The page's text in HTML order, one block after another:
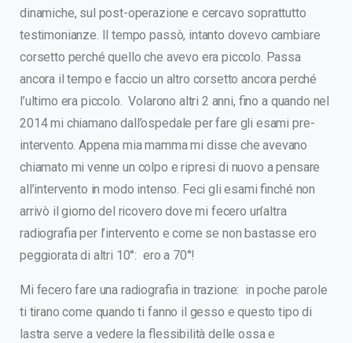
dinamiche, sul post-operazione e cercavo soprattutto
testimonianze. Il tempo passò, intanto dovevo cambiare
corsetto perché quello che avevo era piccolo. Passa
ancora il tempo e faccio un altro corsetto ancora perché
l’ultimo era piccolo. Volarono altri 2 anni, fino a quando nel
2014 mi chiamano dall’ospedale per fare gli esami pre-
intervento. Appena mia mamma mi disse che avevano
chiamato mi venne un colpo e ripresi di nuovo a pensare
all’intervento in modo intenso. Feci gli esami finché non
arrivò il giorno del ricovero dove mi fecero un’altra
radiografia per l’intervento e come se non bastasse ero
peggiorata di altri 10°: ero a 70°!
Mi fecero fare una radiografia in trazione: in poche parole
ti tirano come quando ti fanno il gesso e questo tipo di
lastra serve a vedere la flessibilità delle ossa e